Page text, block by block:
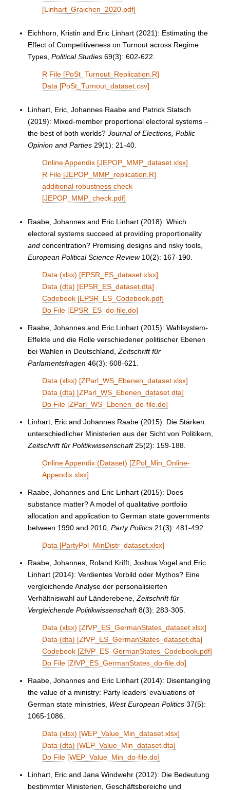
[Linhart_Graichen_2020.pdf]
Eichhorn, Kristin and Eric Linhart (2021): Estimating the
Effect of Competitiveness on Turnout across Regime
Types, Political Studies 69(3): 602-622.
R File [PoSt_Turnout_Replication.R]
Data [PoSt_Turnout_dataset.csv]
Linhart, Eric, Johannes Raabe and Patrick Statsch
(2019): Mixed-member proportional electoral systems –
the best of both worlds? Journal of Elections, Public
Opinion and Parties 29(1): 21-40
Online Appendix [JEPOP_MMP_dataset.xlsx]
R File [JEPOP_MMP_replication.R]
additional robustness check
[JEPOP_MMP_check.pdf]
Raabe, Johannes and Eric Linhart (2018): Which
electoral systems succeed at providing proportionality
and concentration? Promising designs and risky tools,
European Political Science Review 10(2): 167-190.
Data (xlsx) [EPSR_ES_dataset.xlsx]
Data (dta) [EPSR_ES_dataset.dta]
Codebook [EPSR_ES_Codebook.pdf]
Do File [EPSR_ES_do-file.do]
Raabe, Johannes and Eric Linhart (2015): Wahlsystem-
Effekte und die Rolle verschiedener politischer Ebenen
bei Wahlen in Deutschland, Zeitschrift für
Parlamentsfragen 46(3): 608-621.
Data (xlsx) [ZParl_WS_Ebenen_dataset.xlsx]
Data (dta) [ZParl_WS_Ebenen_dataset.dta]
Do File [ZParl_WS_Ebenen_do-file.do]
Linhart, Eric and Johannes Raabe (2015): Die Stärken
unterschiedlicher Ministerien aus der Sicht von Politikern,
Zeitschrift für Politikwissenschaft25(2): 159-188.
Online Appendix (Dataset) [ZPol_Min_Online-
Appendix.xlsx]
Raabe, Johannes and Eric Linhart (2015): Does
substance matter? A model of qualitative portfolio
allocation and application to German state governments
between 1990 and 2010, Party Politics 21(3): 481-492.
Data [PartyPol_MinDistr_dataset.xlsx]
Raabe, Johannes, Roland Krifft, Joshua Vogel and Eric
Linhart (2014): Verdientes Vorbild oder Mythos? Eine
vergleichende Analyse der personalisierten
Verhältniswahl auf Länderebene, Zeitschrift für
Vergleichende Politikwissenschaft8(3): 283-305.
Data (xlsx) [ZfVP_ES_GermanStates_dataset.xlsx]
Data (dta) [ZfVP_ES_GermanStates_dataset.dta]
Codebook [ZfVP_ES_GermanStates_Codebook.pdf]
Do File [ZfVP_ES_GermanStates_do-file.do]
Raabe, Johannes and Eric Linhart (2014): Disentangling
the value of a ministry: Party leaders’ evaluations of
German state ministries, West European Politics 37(5):
1065-1086.
Data (xlsx) [WEP_Value_Min_dataset.xlsx]
Data (dta) [WEP_Value_Min_dataset.dta]
Do File [WEP_Value_Min_do-file.do]
Linhart, Eric and Jana Windwehr (2012): Die Bedeutung
bestimmter Ministerien, Geschäftsbereiche und